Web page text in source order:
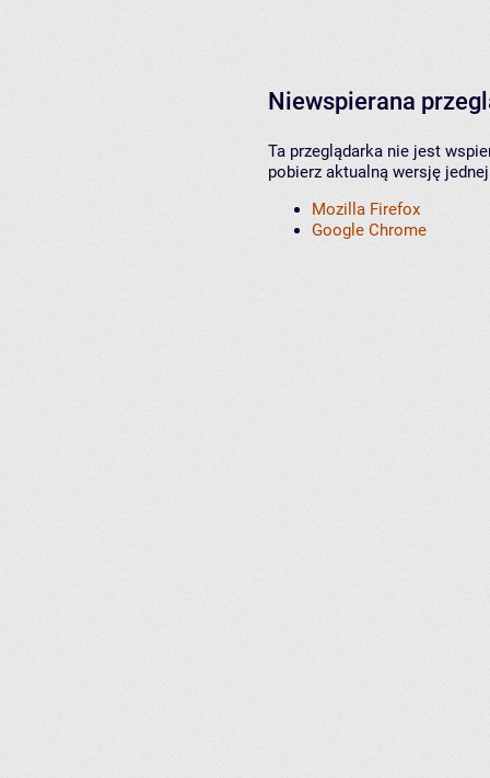
Niewspierana
Ta przeglądarka nie jest
pobierz aktualną wersję
Mozilla Firefox
Google Chrome